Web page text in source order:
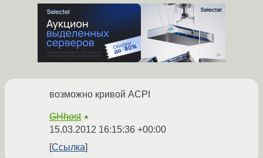
возможно кривой ACPI
GHhost ★
15.03.2012 16:15:36 +00:00
Ссылка